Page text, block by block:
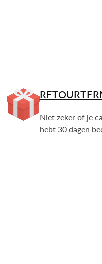
Niet zeker of je
hebt 30 dagen